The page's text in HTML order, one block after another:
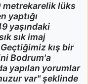
metrekarelik lüks
yaptığı
yaşındaki
sık imaj
kış bir
Bodrum'a
yapılan yorumlar
var" şeklinde